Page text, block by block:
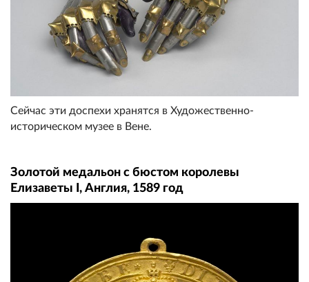
Сейчас эти доспехи хранятся в Художественно-
историческом музее в Вене.
Золотой медальон с бюстом королевы
Елизаветы I, Англия, 1589 год